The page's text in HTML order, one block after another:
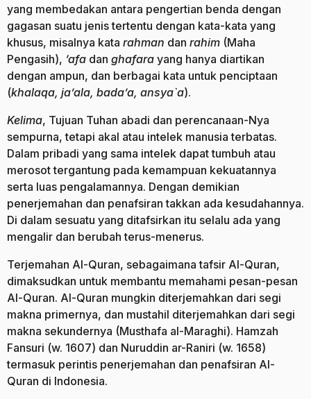
yang membedakan antara pengertian benda dengan
gagasan suatu jenis tertentu dengan kata-kata yang
khusus, misalnya kata rahman dan rahim (Maha
Pengasih), ‘afa dan ghafara yang hanya diartikan
dengan ampun, dan berbagai kata untuk penciptaan
(khalaqa, ja’ala, bada’a, ansya`a).
Kelima, Tujuan Tuhan abadi dan perencanaan-Nya
sempurna, tetapi akal atau intelek manusia terbatas.
Dalam pribadi yang sama intelek dapat tumbuh atau
merosot tergantung pada kemampuan kekuatannya
serta luas pengalamannya. Dengan demikian
penerjemahan dan penafsiran takkan ada kesudahannya.
Di dalam sesuatu yang ditafsirkan itu selalu ada yang
mengalir dan berubah terus-menerus.
Terjemahan Al-Quran, sebagaimana tafsir Al-Quran,
dimaksudkan untuk membantu memahami pesan-pesan
Al-Quran. Al-Quran mungkin diterjemahkan dari segi
makna primernya, dan mustahil diterjemahkan dari segi
makna sekundernya (Musthafa al-Maraghi). Hamzah
Fansuri (w. 1607) dan Nuruddin ar-Raniri (w. 1658)
termasuk perintis penerjemahan dan penafsiran Al-
Quran di Indonesia.